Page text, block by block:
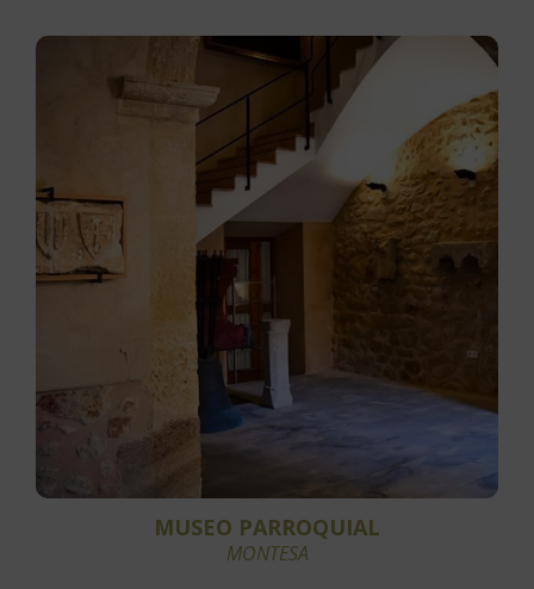
MUSEO PARROQUIAL
MONTESA